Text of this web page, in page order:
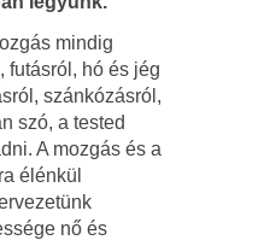
mindig
futásról, hó és jég
szánkózásról,
szó, a tested
A mozgás és a
élénkül
nő és